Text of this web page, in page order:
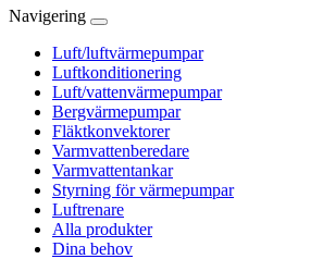
Navigering
Luft/luftvärmepumpar
Luftkonditionering
Luft/vattenvärmepumpar
Bergvärmepumpar
Fläktkonvektorer
Varmvattenberedare
Varmvattentankar
Styrning för värmepumpar
Luftrenare
Alla produkter
Dina behov